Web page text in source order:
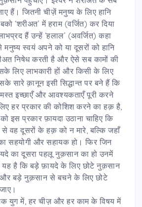
हैं। जितनी चीज़ें मनुष्य के लिए हानि
‘शरीअत’ में हराम (वर्जित) कर दिया
हैं उन्हें ‘हलाल’ (अवर्जित) कहा
मनुष्य स्वयं अपने को या दूसरों को हानि
निषेध करती है और ऐसे सब कामों की
लिए लाभकारी हों और किसी के लिए
सारे क़ानून इसी सिद्धान्त पर बने हैं कि
इच्छाएँ और आवश्यकताएँ पूरी करने
हर प्रकार की कोशिश करने का हक़ है,
इस प्रकार फ़ायदा उठाना चाहिए कि
से वह दूसरों के हक़ को न मारे, बल्कि जहाँ
सहयोगी और सहायक हो। फिर जिन
का दूसरा पहलू नुक़सान का हो उनमें
यह है कि बड़े फ़ायदे के लिए छोटे नुक़सान
बड़े नुक़सान से बचने के लिए छोटे
युग में, हर चीज़ और हर काम के विषय में